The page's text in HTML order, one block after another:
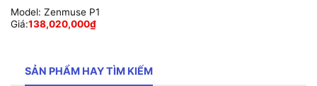
Model: Zenmuse P1
Giá:138,020,000₫
SẢN PHẨM HAY TÌM KIẾM